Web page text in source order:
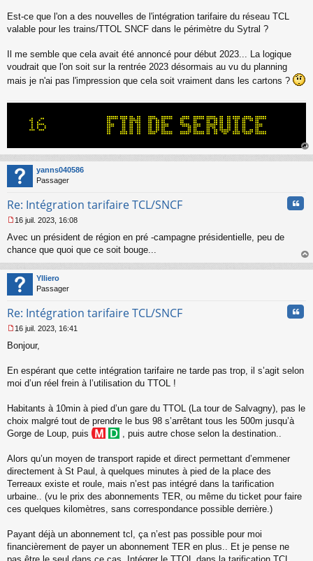
s
a
g
n
o
l
Est-ce que l'on a des nouvelles de l'intégration tarifaire du réseau TCL
valable pour les trains/TTOL SNCF dans le périmètre du Sytral ?
Il me semble que cela avait été annoncé pour début 2023... La logique
voudrait que l'on soit sur la rentrée 2023 désormais au vu du planning
mais je n'ai pas l'impression que cela soit vraiment dans les cartons ?
au
yanns040586
Passager
Re: Intégration tarifaire TCL/SNCF
e
s
a
g
e
o
l
u
16 juil. 2023, 16:08
Avec un président de région en pré -campagne présidentielle, peu de
chance que quoi que ce soit bouge...
au
Ylliero
Passager
Re: Intégration tarifaire TCL/SNCF
e
s
g
n
o
n
16 juil. 2023, 16:41
Bonjour,
En espérant que cette intégration tarifaire ne tarde pas trop, il s’agit selon
moi d’un réel frein à l’utilisation du TTOL !
Habitants à 10min à pied d’un gare du TTOL (La tour de Salvagny), pas le
choix malgré tout de prendre le bus 98 s’arrêtant tous les 500m jusqu’à
Gorge de Loup, puis
, puis autre chose selon la destination..
Alors qu’un moyen de transport rapide et direct permettant d’emmener
directement à St Paul, à quelques minutes à pied de la place des
Terreaux existe et roule, mais n’est pas intégré dans la tarification
urbaine.. (vu le prix des abonnements TER, ou même du ticket pour faire
ces quelques kilomètres, sans correspondance possible derrière.)
Payant déjà un abonnement tcl, ça n’est pas possible pour moi
financièrement de payer un abonnement TER en plus.. Et je pense ne